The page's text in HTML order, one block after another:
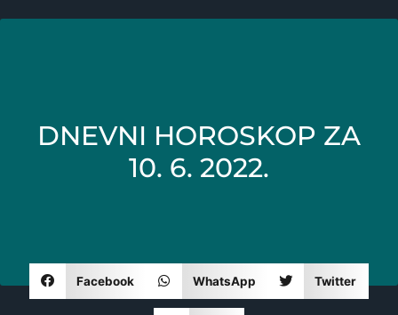
DNEVNI HOROSKOP ZA
10. 6. 2022.
Facebook WhatsApp Twitter